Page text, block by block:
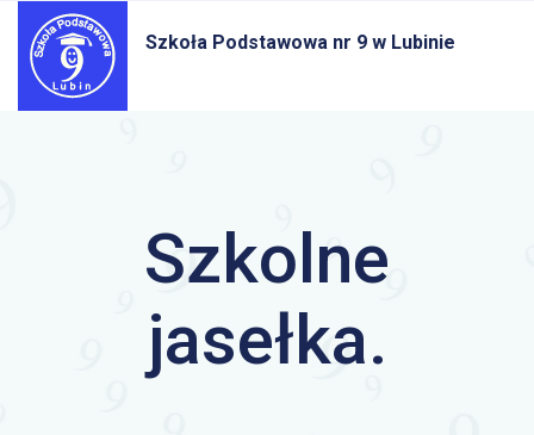
Szkoła Podstawowa nr 9 w Lubinie
Szkolne
jasełka.